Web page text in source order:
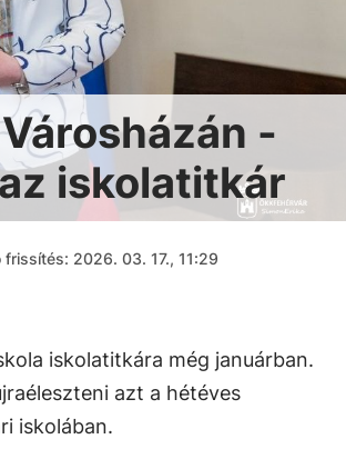
-
iskolatitkár
frissítés: 2026. 03. 17., 11:29
iskolatitkára még januárban.
azt a hétéves
iskolában.